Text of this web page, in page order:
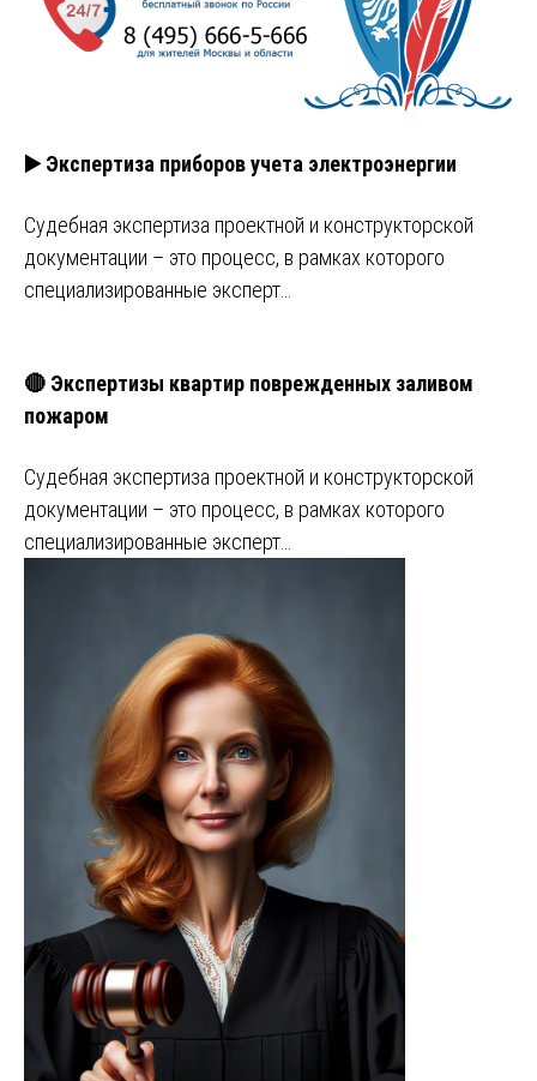
▶️ Экспертиза приборов учета электроэнергии
Судебная экспертиза проектной и конструкторской
документации – это процесс, в рамках которого
специализированные эксперт…
🔴 Экспертизы квартир поврежденных заливом
пожаром
Судебная экспертиза проектной и конструкторской
документации – это процесс, в рамках которого
специализированные эксперт…